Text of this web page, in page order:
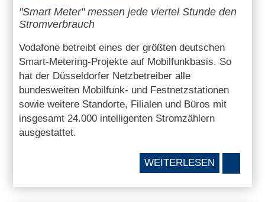
"Smart Meter" messen jede viertel Stunde den
Stromverbrauch
Vodafone betreibt eines der größten deutschen
Smart-Metering-Projekte auf Mobilfunkbasis. So
hat der Düsseldorfer Netzbetreiber alle
bundesweiten Mobilfunk- und Festnetzstationen
sowie weitere Standorte, Filialen und Büros mit
insgesamt 24.000 intelligenten Stromzählern
ausgestattet.
WEITERLESEN